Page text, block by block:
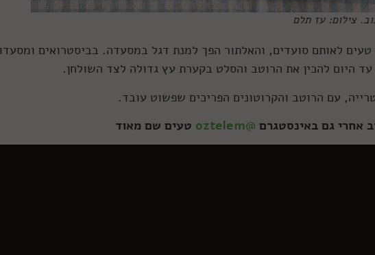
צילום: עז תלם
לאותם סועדים, והאלתור הפך למנת דגל במסעדה. בביסטרואים
עד היום להכין את הרוטב והסלט בקערת עץ גדולה לצד השולחן.
עם הרוטב והקרוטונים הפריכים שפשוט עובד.
אחרי גם באינסטגרם @oztelem טעים שם מאוד